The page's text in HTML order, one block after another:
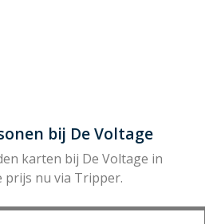
bij De Voltage
karten bij De Voltage in
prijs nu via Tripper.